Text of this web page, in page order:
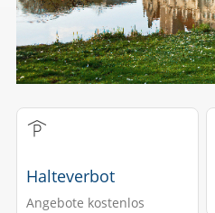
Halteverbot
Angebote kostenlos